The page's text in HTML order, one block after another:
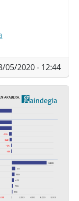
05/2020 - 12:44